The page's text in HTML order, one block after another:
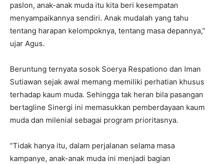
paslon, anak-anak muda itu kita beri kesempatan
menyampaikannya sendiri. Anak mudalah yang tahu
tentang harapan kelompoknya, tentang masa depannya,”
ujar Agus.
Beruntung ternyata sosok Soerya Respationo dan Iman
Sutiawan sejak awal memang memiliki perhatian khusus
terhadap kaum muda. Sehingga tak heran bila pasangan
bertagline Sinergi ini memasukkan pemberdayaan kaum
muda dan milenial sebagai program prioritasnya.
“Tidak hanya itu, dalam perjalanan selama masa
kampanye, anak-anak muda ini menjadi bagian